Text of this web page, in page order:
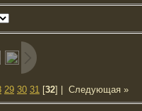
29 30 31 [32] | Следующая »